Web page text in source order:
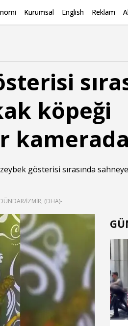
Kurumsal English Reklam
köpeği
kamerada
zeybek gösterisi sırasında
İZMİR, (DHA)-